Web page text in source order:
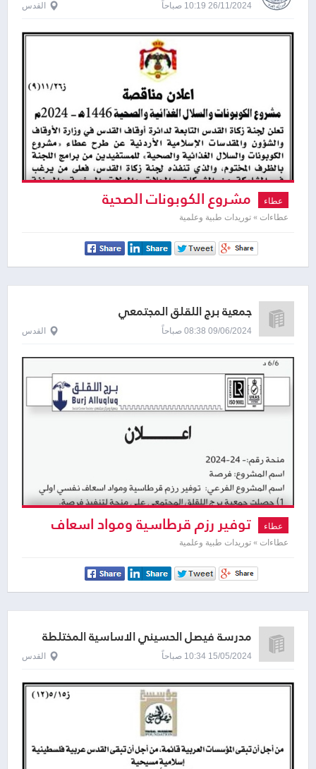
26/11/2024 10:19 صباحاً القدس
عطاء مشروع الكوبونات الصحية
عطاءات » توريدات طبية وعلمية
جمعية برج اللقلق المجتمعي
09/06/2024 08:38 صباحاً القدس
عطاء توفير رزم قرطاسية ومواد اسعاف
نفسي اولي
عطاءات » توريدات طبية وعلمية
مدرسة فيصل الحسيني الاساسية المختلطة
15/05/2024 10:34 صباحاً القدس